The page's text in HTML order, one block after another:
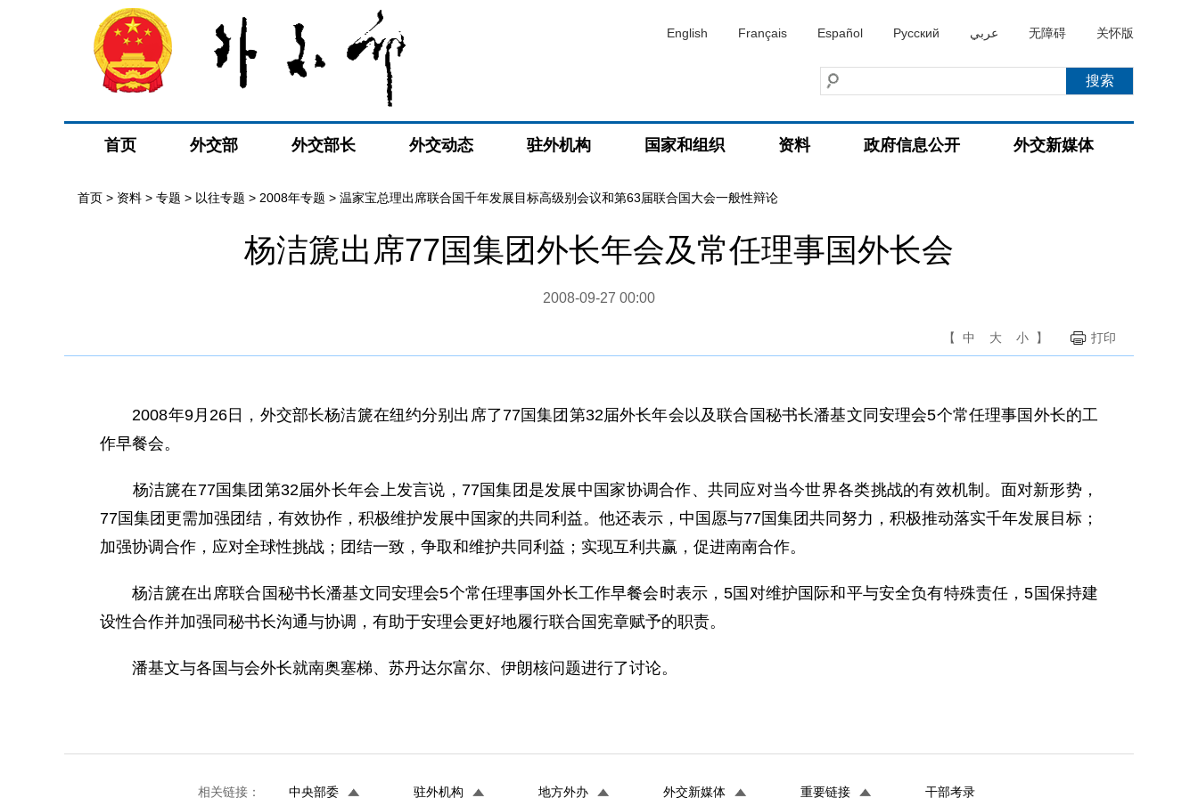
English Français Español Русский عربي 无障碍 关怀版
首页 外交部 外交部长 外交动态 驻外机构 国家和组织 资料 政府信息公开 外交新媒体
首页 > 资料 > 专题 > 以往专题 > 2008年专题 > 温家宝总理出席联合国千年发展目标高级别会议和第63届联合国大会一般性辩论
杨洁篪出席77国集团外长年会及常任理事国外长会
2008-09-27 00:00
【 中 大 小 】 打印
2008年9月26日，外交部长杨洁篪在纽约分别出席了77国集团第32届外长年会以及联合国秘书长潘基文同安理会5个常任理事国外长的工
作早餐会。
杨洁篪在77国集团第32届外长年会上发言说，77国集团是发展中国家协调合作、共同应对当今世界各类挑战的有效机制。面对新形势，
77国集团更需加强团结，有效协作，积极维护发展中国家的共同利益。他还表示，中国愿与77国集团共同努力，积极推动落实千年发展目标；
加强协调合作，应对全球性挑战；团结一致，争取和维护共同利益；实现互利共赢，促进南南合作。
杨洁篪在出席联合国秘书长潘基文同安理会5个常任理事国外长工作早餐会时表示，5国对维护国际和平与安全负有特殊责任，5国保持建
设性合作并加强同秘书长沟通与协调，有助于安理会更好地履行联合国宪章赋予的职责。
潘基文与各国与会外长就南奥塞梯、苏丹达尔富尔、伊朗核问题进行了讨论。
相关链接： 中央部委 驻外机构 地方外办 外交新媒体 重要链接 干部考录